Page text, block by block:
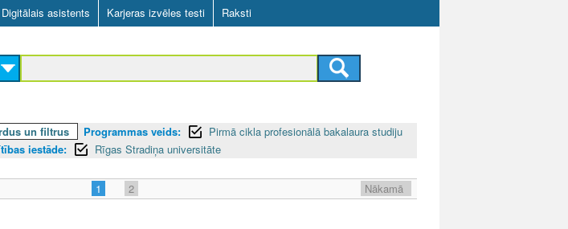
Digitālais asistents Karjeras izvēles testi Raksti
un filtrus Programmas veids:
Pirmā cikla profesionālā bakalaura studiju
iestāde: Rīgas Stradiņa universitāte
1 2
Nākamā